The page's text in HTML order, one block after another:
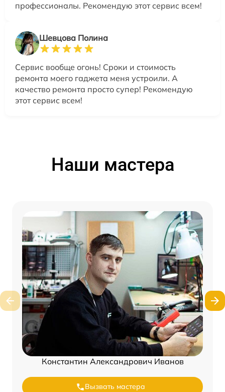
профессионалы. Рекомендую этот сервис всем!
Шевцова Полина
Сервис вообще огонь! Сроки и стоимость
ремонта моего гаджета меня устроили. А
качество ремонта просто супер! Рекомендую
этот сервис всем!
Наши мастера
Константин Александрович Иванов
Вызвать мастера